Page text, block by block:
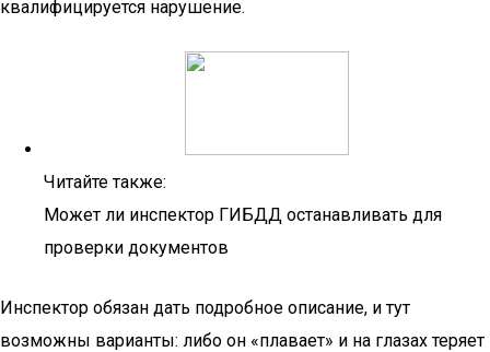
квалифицируется нарушение.
Читайте также:
Может ли инспектор ГИБДД останавливать для
проверки документов
Инспектор обязан дать подробное описание, и тут
возможны варианты: либо он «плавает» и на глазах теряет